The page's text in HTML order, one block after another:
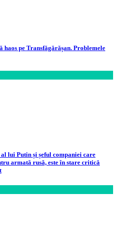
pe Transfăgărășan. Problemele
lui Putin și șeful companiei care
armată rusă, este în stare critică